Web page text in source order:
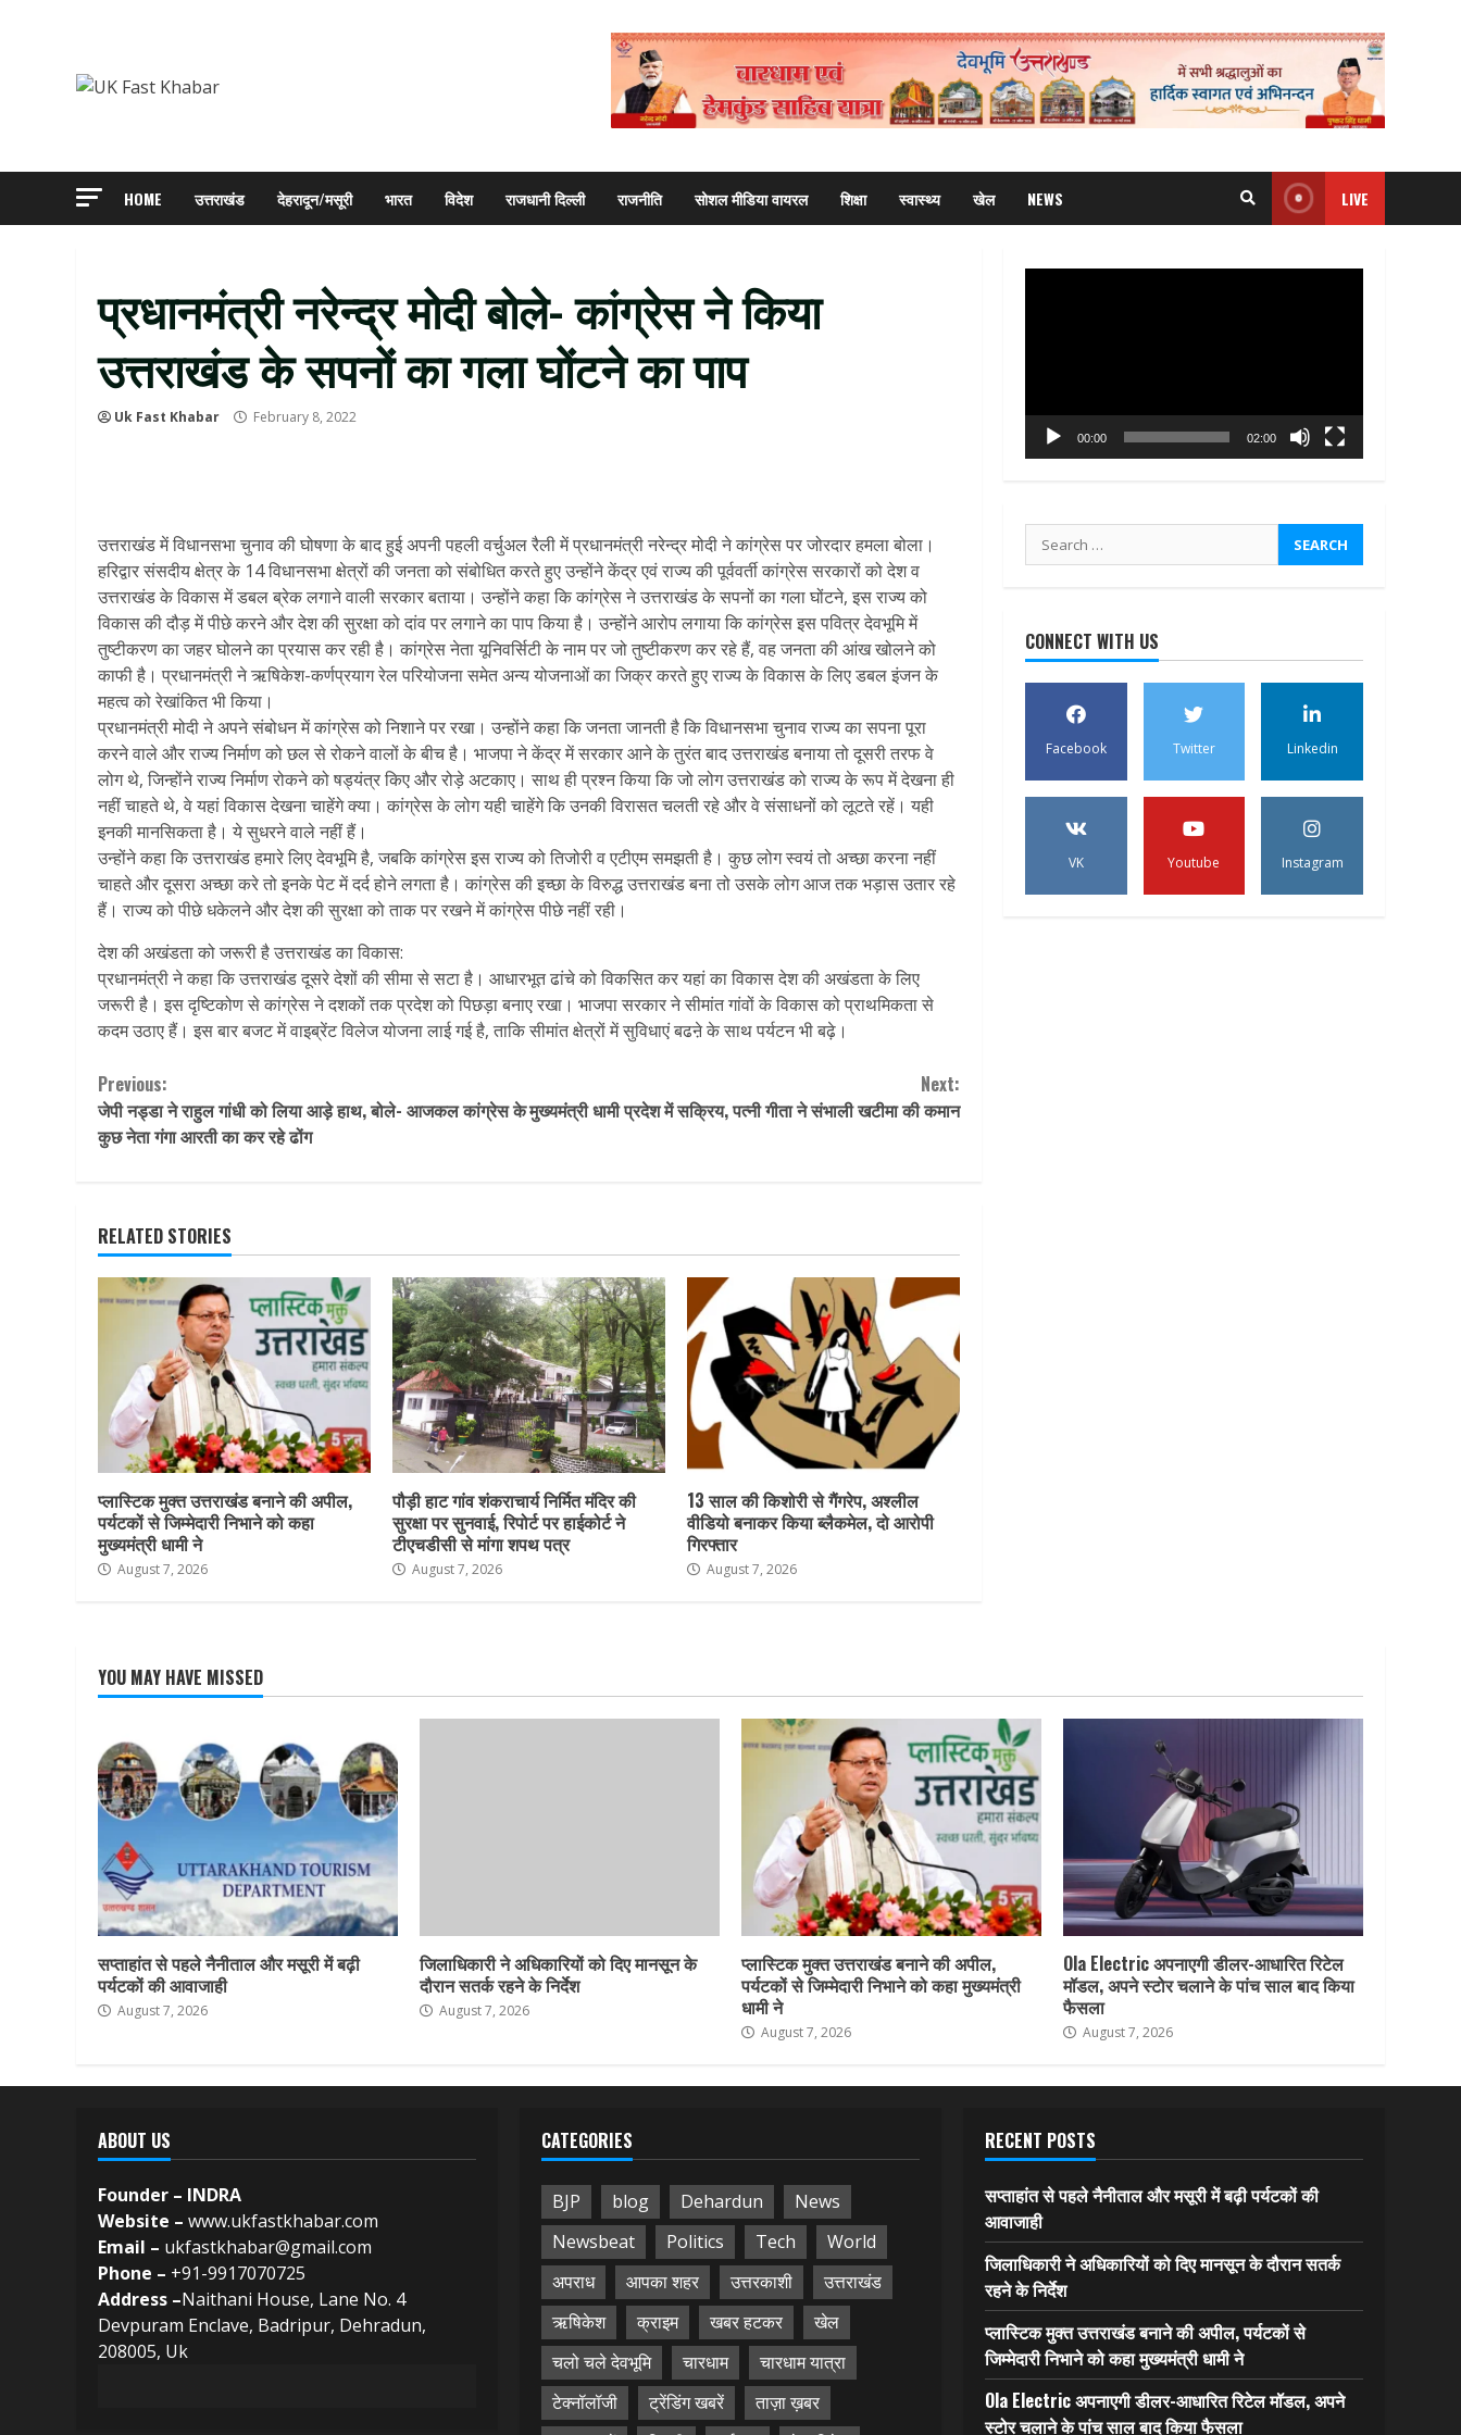
HOME उत्तराखंड देहरादून/मसूरी भारत विदेश राजधानी दिल्ली राजनीति सोशल मीडिया वायरल शिक्षा स्वास्थ्य खेल NEWS LIVE
प्रधानमंत्री नरेन्द्र मोदी बोले- कांग्रेस ने किया
उत्तराखंड के सपनों का गला घोंटने का पाप
Uk Fast Khabar February 8, 2022
उत्तराखंड में विधानसभा चुनाव की घोषणा के बाद हुई अपनी पहली वर्चुअल रैली में प्रधानमंत्री नरेन्द्र मोदी ने कांग्रेस पर जोरदार हमला बोला।
हरिद्वार संसदीय क्षेत्र के 14 विधानसभा क्षेत्रों की जनता को संबोधित करते हुए उन्होंने केंद्र एवं राज्य की पूर्ववर्ती कांग्रेस सरकारों को देश व
उत्तराखंड के विकास में डबल ब्रेक लगाने वाली सरकार बताया। उन्होंने कहा कि कांग्रेस ने उत्तराखंड के सपनों का गला घोंटने, इस राज्य को
विकास की दौड़ में पीछे करने और देश की सुरक्षा को दांव पर लगाने का पाप किया है। उन्होंने आरोप लगाया कि कांग्रेस इस पवित्र देवभूमि में
तुष्टीकरण का जहर घोलने का प्रयास कर रही है। कांग्रेस नेता यूनिवर्सिटी के नाम पर जो तुष्टीकरण कर रहे हैं, वह जनता की आंख खोलने को
काफी है। प्रधानमंत्री ने ऋषिकेश-कर्णप्रयाग रेल परियोजना समेत अन्य योजनाओं का जिक्र करते हुए राज्य के विकास के लिए डबल इंजन के
महत्व को रेखांकित भी किया।
प्रधानमंत्री मोदी ने अपने संबोधन में कांग्रेस को निशाने पर रखा। उन्होंने कहा कि जनता जानती है कि विधानसभा चुनाव राज्य का सपना पूरा
करने वाले और राज्य निर्माण को छल से रोकने वालों के बीच है। भाजपा ने केंद्र में सरकार आने के तुरंत बाद उत्तराखंड बनाया तो दूसरी तरफ वे
लोग थे, जिन्होंने राज्य निर्माण रोकने को षड्यंत्र किए और रोड़े अटकाए। साथ ही प्रश्न किया कि जो लोग उत्तराखंड को राज्य के रूप में देखना ही
नहीं चाहते थे, वे यहां विकास देखना चाहेंगे क्या। कांग्रेस के लोग यही चाहेंगे कि उनकी विरासत चलती रहे और वे संसाधनों को लूटते रहें। यही
इनकी मानसिकता है। ये सुधरने वाले नहीं हैं।
उन्होंने कहा कि उत्तराखंड हमारे लिए देवभूमि है, जबकि कांग्रेस इस राज्य को तिजोरी व एटीएम समझती है। कुछ लोग स्वयं तो अच्छा करना नहीं
चाहते और दूसरा अच्छा करे तो इनके पेट में दर्द होने लगता है। कांग्रेस की इच्छा के विरुद्ध उत्तराखंड बना तो उसके लोग आज तक भड़ास उतार रहे
हैं। राज्य को पीछे धकेलने और देश की सुरक्षा को ताक पर रखने में कांग्रेस पीछे नहीं रही।
देश की अखंडता को जरूरी है उत्तराखंड का विकास:
प्रधानमंत्री ने कहा कि उत्तराखंड दूसरे देशों की सीमा से सटा है। आधारभूत ढांचे को विकसित कर यहां का विकास देश की अखंडता के लिए
जरूरी है। इस दृष्टिकोण से कांग्रेस ने दशकों तक प्रदेश को पिछड़ा बनाए रखा। भाजपा सरकार ने सीमांत गांवों के विकास को प्राथमिकता से
कदम उठाए हैं। इस बार बजट में वाइब्रेंट विलेज योजना लाई गई है, ताकि सीमांत क्षेत्रों में सुविधाएं बढऩे के साथ पर्यटन भी बढ़े।
Continue
Reading
Previous:
जेपी नड्डा ने राहुल गांधी को लिया आड़े हाथ, बोले- आजकल कांग्रेस के
कुछ नेता गंगा आरती का कर रहे ढोंग
Next:
मुख्यमंत्री धामी प्रदेश में सक्रिय, पत्नी गीता ने संभाली खटीमा की कमान
RELATED STORIES
प्लास्टिक मुक्त उत्तराखंड बनाने की अपील,
पर्यटकों से जिम्मेदारी निभाने को कहा
मुख्यमंत्री धामी ने
August 7, 2026
पौड़ी हाट गांव शंकराचार्य निर्मित मंदिर की
सुरक्षा पर सुनवाई, रिपोर्ट पर हाईकोर्ट ने
टीएचडीसी से मांगा शपथ पत्र
August 7, 2026
13 साल की किशोरी से गैंगरेप, अश्लील
वीडियो बनाकर किया ब्लैकमेल, दो आरोपी
गिरफ्तार
August 7, 2026
00:00 02:00
Search
for:
CONNECT WITH US
Facebook Twitter Linkedin
VK Youtube Instagram
YOU MAY HAVE MISSED
सप्ताहांत से पहले नैनीताल और मसूरी में बढ़ी
पर्यटकों की आवाजाही
August 7, 2026
जिलाधिकारी ने अधिकारियों को दिए मानसून के
दौरान सतर्क रहने के निर्देश
August 7, 2026
प्लास्टिक मुक्त उत्तराखंड बनाने की अपील,
पर्यटकों से जिम्मेदारी निभाने को कहा मुख्यमंत्री
धामी ने
August 7, 2026
Ola Electric अपनाएगी डीलर-आधारित रिटेल
मॉडल, अपने स्टोर चलाने के पांच साल बाद किया
फैसला
August 7, 2026
ABOUT US
Founder – INDRA
Website – www.ukfastkhabar.com
Email – ukfastkhabar@gmail.com
Phone – +91-9917070725
Address –Naithani House, Lane No. 4
Devpuram Enclave, Badripur, Dehradun,
208005, Uk
CATEGORIES
BJP blog Dehardun
News
Newsbeat
Politics Tech
World
अपराध
आपका शहर उत्तरकाशी
उत्तराखंड
ऋषिकेश
क्राइम खबर हटकर
खेल
चलो चले देवभूमि
चारधाम
चारधाम यात्रा
टेक्नॉलॉजी
ट्रेंडिंग खबरें
ताज़ा ख़बर
RECENT POSTS
सप्ताहांत से पहले नैनीताल और मसूरी में बढ़ी पर्यटकों की
आवाजाही
जिलाधिकारी ने अधिकारियों को दिए मानसून के दौरान सतर्क
रहने के निर्देश
प्लास्टिक मुक्त उत्तराखंड बनाने की अपील, पर्यटकों से
जिम्मेदारी निभाने को कहा मुख्यमंत्री धामी ने
Ola Electric अपनाएगी डीलर-आधारित रिटेल मॉडल, अपने
स्टोर चलाने के पांच साल बाद किया फैसला